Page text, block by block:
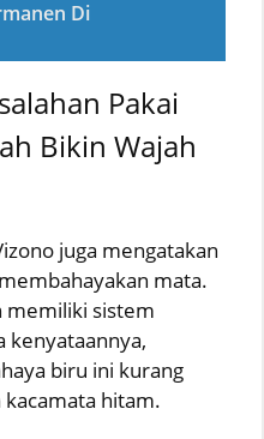
Di
Pakai
Bikin Wajah
juga mengatakan
mata.
memiliki sistem
kenyataannya,
biru ini kurang
hitam.